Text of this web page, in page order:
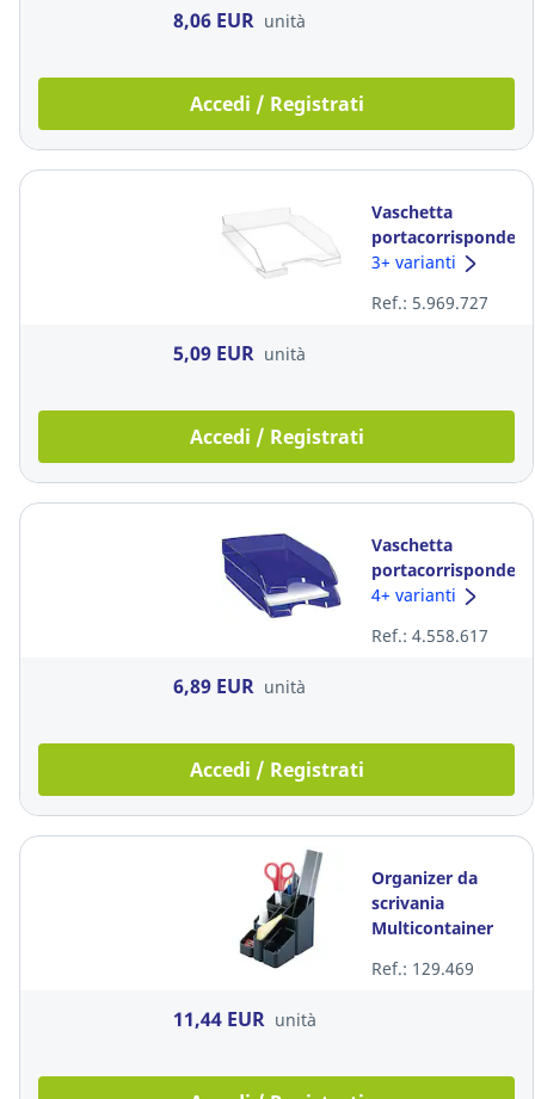
8,06 EUR unità
Accedi / Registrati
Vaschetta
modulare
Combo 2
3+ varianti
Ref.: 5.969.727
5,09 EUR unità
Accedi / Registrati
Vaschetta
Happy by Cep
4+ varianti
Ref.: 4.558.617
6,89 EUR unità
Accedi / Registrati
Organizer da
scrivania
Multicontainer
Ref.: 129.469
11,44 EUR unità